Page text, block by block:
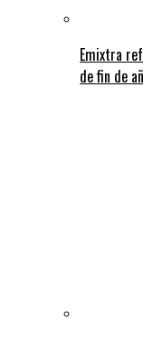
Emixtra
de fin de